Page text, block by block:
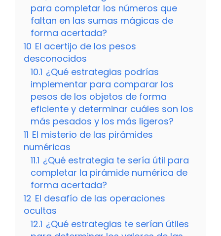
para completar los números que
faltan en las sumas mágicas de
forma acertada?
10 El acertijo de los pesos
desconocidos
10.1 ¿Qué estrategias podrías
implementar para comparar los
pesos de los objetos de forma
eficiente y determinar cuáles son los
más pesados y los más ligeros?
11 El misterio de las pirámides
numéricas
11.1 ¿Qué estrategia te sería útil para
completar la pirámide numérica de
forma acertada?
12 El desafío de las operaciones
ocultas
12.1 ¿Qué estrategias te serían útiles